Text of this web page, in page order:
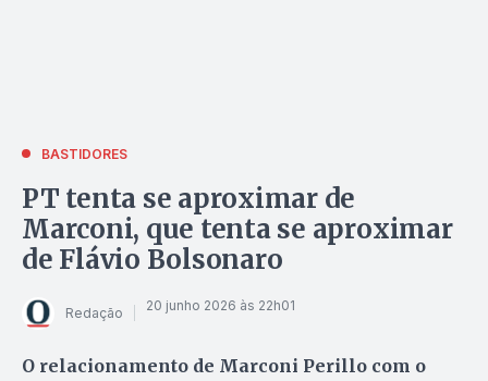
BASTIDORES
PT tenta se aproximar de
Marconi, que tenta se aproximar
de Flávio Bolsonaro
Redação 20 junho 2026 às 22h01
O relacionamento de Marconi Perillo com o